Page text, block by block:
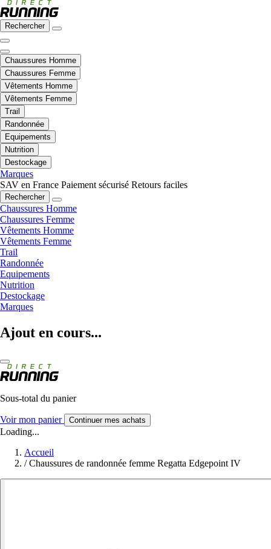
Rechercher
Chaussures Homme
Chaussures Femme
Vêtements Homme
Vêtements Femme
Trail
Randonnée
Equipements
Nutrition
Destockage
Marques
SAV en France Paiement sécurisé Retours faciles
Rechercher
Chaussures Homme
Chaussures Femme
Vêtements Homme
Vêtements Femme
Trail
Randonnée
Equipements
Nutrition
Destockage
Marques
Ajout en cours...
Sous-total du panier
Voir mon panier Continuer mes achats
Loading...
Accueil
/ Chaussures de randonnée femme Regatta Edgepoint IV